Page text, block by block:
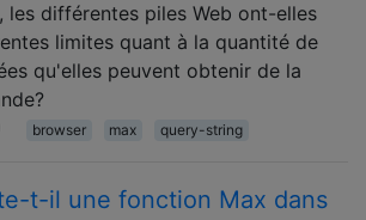
les différentes piles Web ont-elles
limites quant à la quantité de
qu'elles peuvent obtenir de la
browser max query-string
t-il une fonction Max dans